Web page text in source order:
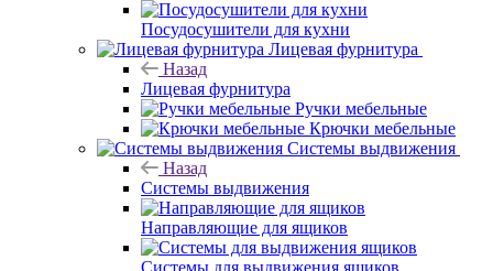
Посудосушители для кухни
Лицевая фурнитура
Назад
Лицевая фурнитура
Ручки мебельные
Крючки мебельные
Системы выдвижения
Назад
Системы выдвижения
Направляющие для ящиков
Системы для выдвижения ящиков